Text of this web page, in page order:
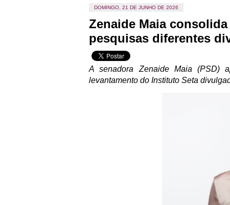
DOMINGO, 21 DE JUNHO DE 2026
Zenaide Maia
pesquisas diferentes
A senadora Zenaide Maia (PSD)
levantamento do Instituto Seta